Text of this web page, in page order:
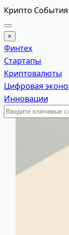
Перейти
к
содержимому
Крипто События
×
Финтех
Стартапы
Криптовалюты
Цифровая
Инновации
Поиск